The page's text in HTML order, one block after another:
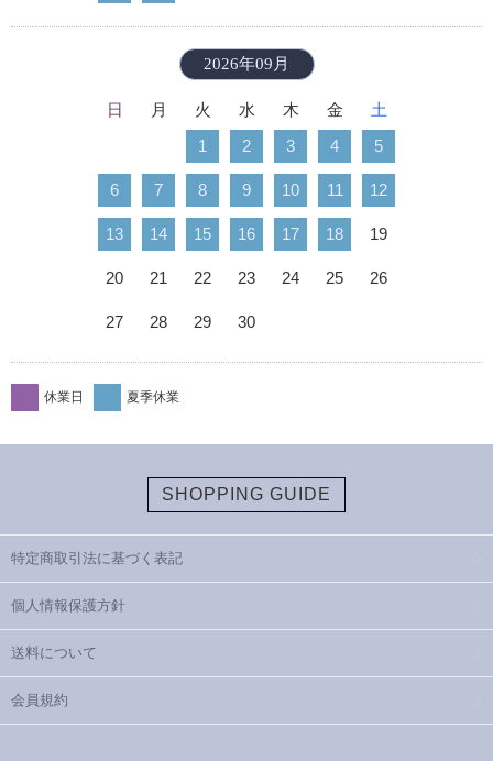
2026年09月
日 月 火 水 木 金
土
1
2 3 4 5
6 7 8 9 10 11 12
13 14 15 16 17 18 19
20 21 22 23 24 25 26
27 28 29 30
休業日 夏季休業
SHOPPING GUIDE
特定商取引法に基づく表記
個人情報保護方針
送料について
会員規約